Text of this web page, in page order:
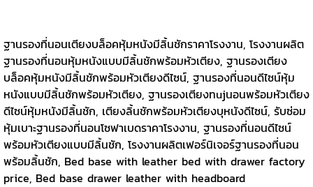
ฐานรองที่นอนเตียงบล็อคหุ้มหนังมีลิ้นชักราคาโรงงาน, โรงงานผลิต
ฐานรองที่นอนหุ้มหนังแบบมีลิ้นชักพร้อมหัวเตียง, ฐานรองเตียง
บล็อคหุ้มหนังมีลิ้นชักพร้อมหัวเตียงดีไซน์, ฐานรองที่นอนดีไซน์หุ้ม
หนังแบบมีลิ้นชักพร้อมหัวเตียง, ฐานรองเตียงทujนอนพร้อมหัวเตียง
ดีไซน์หุ้มหนังมีลิ้นชัก, เตียงลิ้นชักพร้อมหัวเตียงบุหนังดีไซน์, รับซ่อม
หุ้มเบาะฐานรองที่นอนโซฟาเบดราคาโรงงาน, ฐานรองที่นอนดีไซน์
พร้อมหัวเตียงแบบมีลิ้นชัก, โรงงานผลิตเฟอร์นิเจอร์ฐานรองที่นอน
พร้อมลิ้นชัก, Bed base with leather bed with drawer factory
price, Bed base drawer leather with headboard